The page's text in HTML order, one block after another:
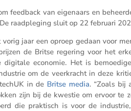
feedback van eigenaars en
raadple­ging sluit op 22 februari
jaar een oproep gedaan voor
de Britse regering voor het
digitale economie. Het is
om de veerkracht in deze
in de Britse media. “Zoals bij
zijn bij de kwestie om ervoor
die praktisch is voor de